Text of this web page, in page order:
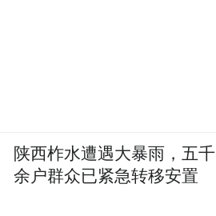
陕西柞水遭遇大暴雨，五千
余户群众已紧急转移安置